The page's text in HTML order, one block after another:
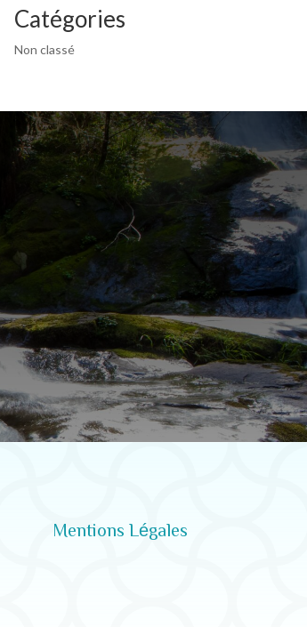
Catégories
Non classé
Mentions Légales